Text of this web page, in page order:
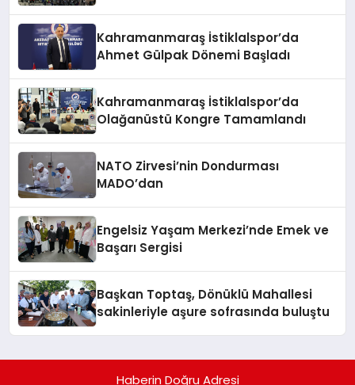
Kahramanmaraş İstiklalspor’da
Ahmet Gülpak Dönemi Başladı
Kahramanmaraş İstiklalspor’da
Olağanüstü Kongre Tamamlandı
NATO Zirvesi’nin Dondurması
MADO’dan
Engelsiz Yaşam Merkezi’nde Emek ve
Başarı Sergisi
Başkan Toptaş, Dönüklü Mahallesi
sakinleriyle aşure sofrasında buluştu
Haberin Doğru Adresi